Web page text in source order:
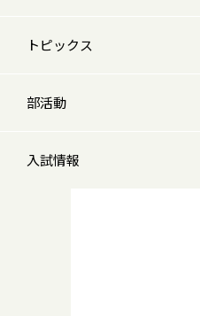
トピックス
部活動
入試情報